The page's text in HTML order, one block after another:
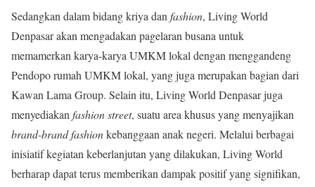
Sedangkan dalam bidang kriya danfashion, Living World
Denpasar akan mengadakan pagelaran busana untuk
memamerkan karya-karya UMKM lokal dengan menggandeng
Pendopo rumah UMKM lokal, yang juga merupakan bagian dari
Kawan Lama Group. Selain itu, Living World Denpasar juga
menyediakanfashion street, suatu area khusus yang menyajikan
brand-brand fashionkebanggaan anak negeri. Melalui berbagai
inisiatif kegiatan keberlanjutan yang dilakukan, Living World
berharap dapat terus memberikan dampak positif yang signifikan,